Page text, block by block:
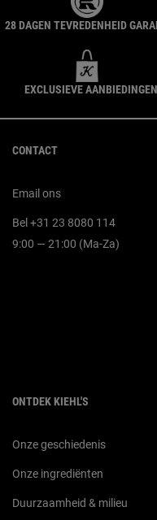
28 DAGEN TEVREDENHEID
EXCLUSIEVE AANBIEDINGEN
CONTACT
Email ons
Bel +31 23 8080 114
9:00 — 21:00 (Ma-Za)
ONTDEK KIEHL'S
Onze geschiedenis
Onze ingrediënten
Duurzaamheid & milieu